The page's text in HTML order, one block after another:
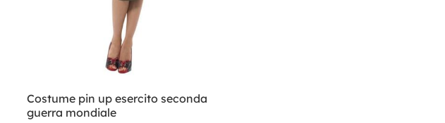
Costume pin up esercito seconda
guerra mondiale